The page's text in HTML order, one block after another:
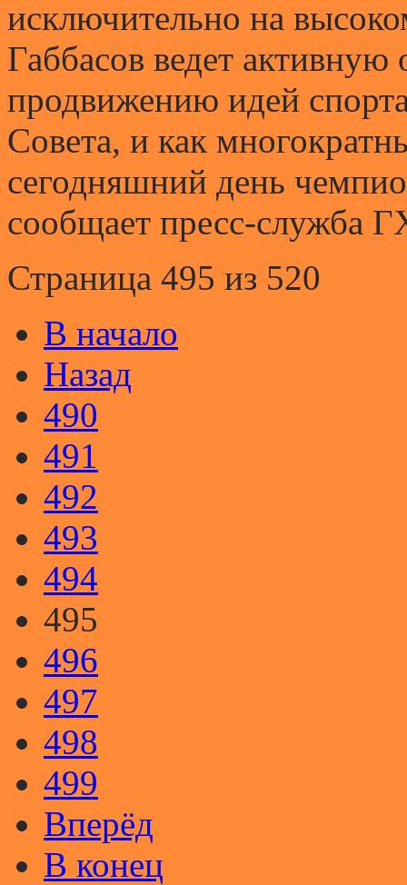
исключительно на
Габбасов ведет
продвижению идей
Совета, и как
сегодняшний день
сообщает пресс-служба
Страница 495 из 520
В начало
Назад
490
491
492
493
494
495
496
497
498
499
Вперёд
В конец